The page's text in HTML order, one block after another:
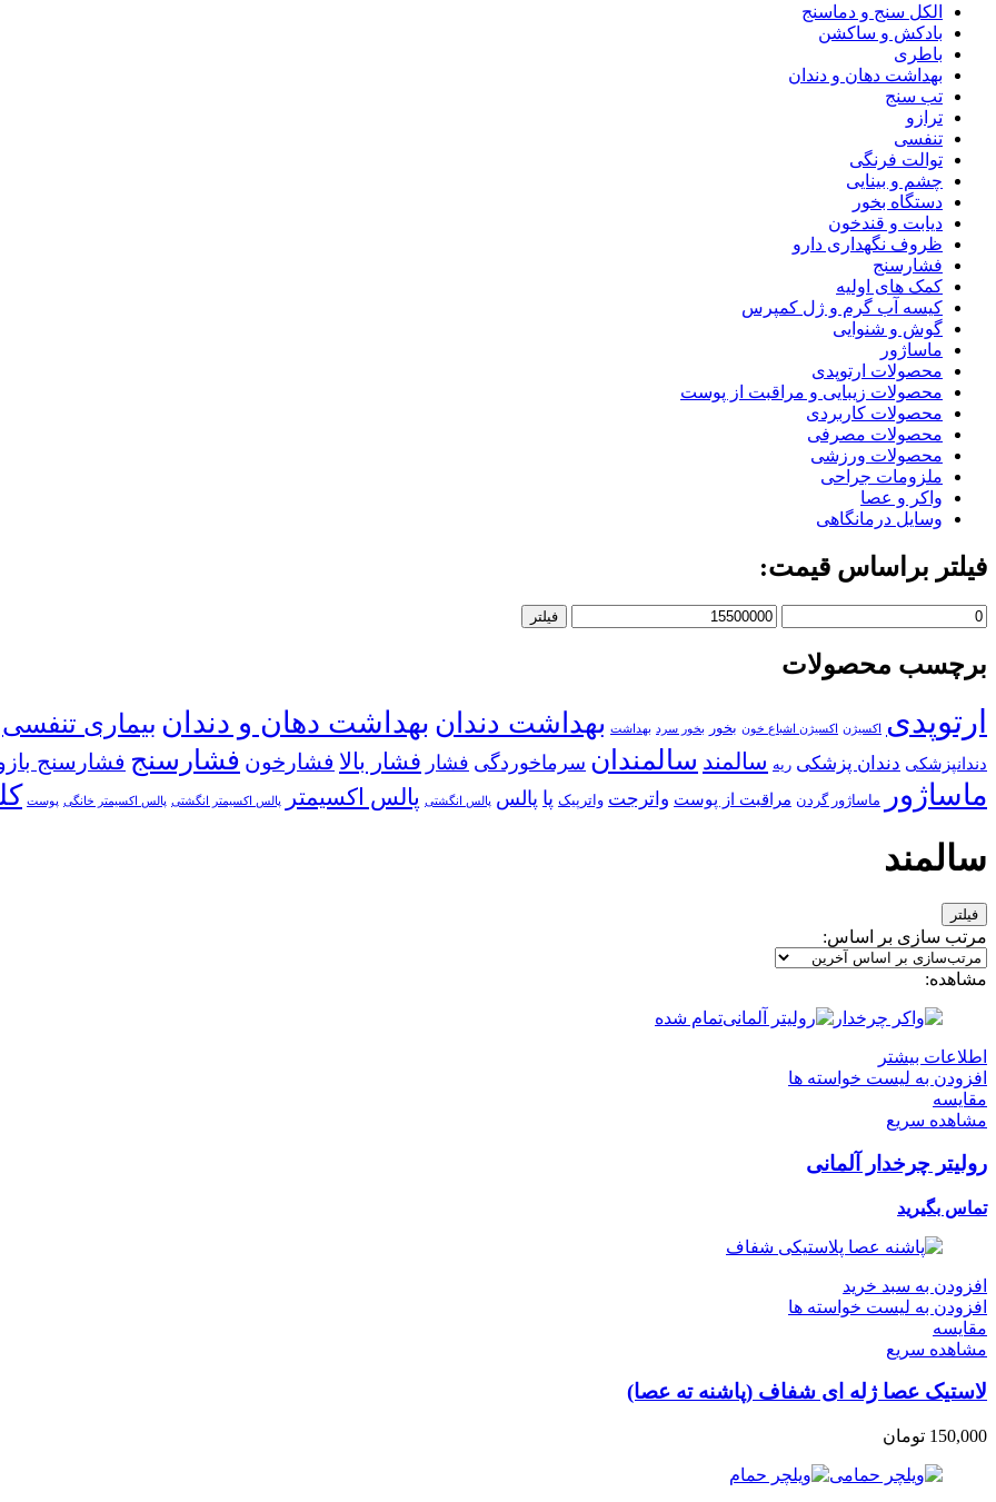
الکل سنج و دماسنج
بادکش و ساکشن
باطری
بهداشت دهان و دندان
تب سنج
ترازو
تنفسی
توالت فرنگی
چشم و بینایی
دستگاه بخور
دیابت و قندخون
ظروف نگهداری دارو
فشارسنج
کمک های اولیه
کیسه آب گرم و ژل کمپرس
گوش و شنوایی
ماساژور
محصولات ارتوپدی
محصولات زیبایی و مراقبت از پوست
محصولات کاربردی
محصولات مصرفی
محصولات ورزشی
ملزومات جراحی
واکر و عصا
وسایل درمانگاهی
فیلتر براساس قیمت:
حداقل
حداکثر
فیلتر
برچسب محصولات
ارتوپدی اکسیژن اکسیژن اشباع خون بخور بخور سرد بهداشت بهداشت دندان بهداشت دهان و دندان بیماری تنفسی
دندانپزشکی دندان پزشکی ریه سالمند سالمندان سرماخوردگی فشار فشار بالا فشارخون فشارسنج فشارسنج
ماساژور ماساژور گردن مراقبت از پوست واترجت واترپیک پا پالس پالس انگشتی پالس اکسیمتر پالس اکسیمتر انگشتی پالس اکسیمتر خانگی پوست
سالمند
فیلتر
مرتب سازی بر اساس:
مشاهده:
تمام شده
اطلاعات بیشتر
افزودن به لیست خواسته ها
مقایسه
مشاهده سریع
رولیتر چرخدار آلمانی
تماس بگیرید
افزودن به سبد خرید
افزودن به لیست خواسته ها
مقایسه
مشاهده سریع
لاستیک عصا ژله ای شفاف (پاشنه ته عصا)
150,000 تومان